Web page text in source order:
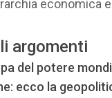
economica
argomenti
del potere
ecco la